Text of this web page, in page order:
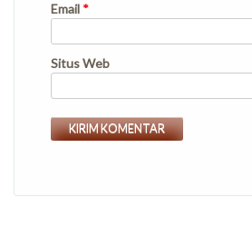
Email *
Situs Web